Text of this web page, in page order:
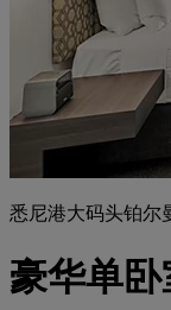
悉尼港大码头铂尔
豪华单